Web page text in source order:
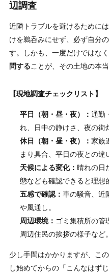
辺調査
近隣トラブルを避けるために
けを鵜呑みにせず、必ず自分
す。しかも、一度だけではなく
問することが、その土地の本
【現地調査チェックリスト】
平日（朝・昼・夜）： 通勤
れ、日中の静けさ、夜の街
休日（朝・昼・夜）： 家族
まり具合、平日の夜との違
天候による変化： 晴れの日
態なども確認できると理想
五感で確認： 車の騒音、近
や風通し。
周辺環境： ゴミ集積所の管
周辺住民の挨拶の様子など。
少し手間はかかりますが、こ
し始めてからの「こんなはず